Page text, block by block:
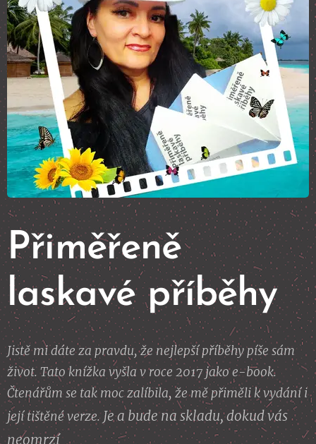
Přiměřeně
laskavé příběhy
Jistě mi dáte za pravdu, že nejlepší příběhy píše sám
život. Tato knížka vyšla v roce 2017 jako e-book.
Čtenářům se tak moc zalíbila, že mě přiměli k vydání i
její tištěné verze. Je a bude na skladu, dokud vás
neomrzí 😉